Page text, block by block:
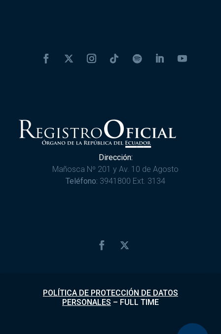
Dirección:
Mañosca Nº 201 y Av. 10 de Agosto
Teléfono: 3941800 Ext. 3134
POLÍTICA DE PROTECCIÓN DE DATOS
PERSONALES – FULL TIME